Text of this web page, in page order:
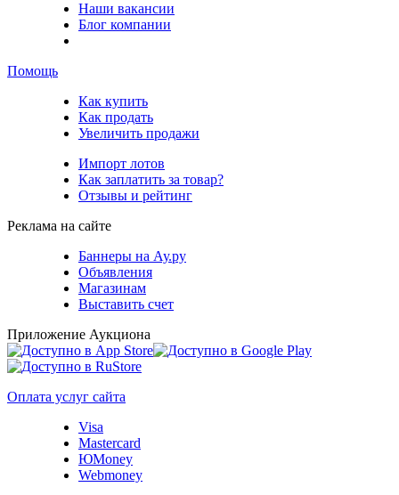
Наши вакансии
Блог компании
Помощь
Как купить
Как продать
Увеличить продажи
Импорт лотов
Как заплатить за товар?
Отзывы и рейтинг
Реклама на сайте
Баннеры на Ау.ру
Объявления
Магазинам
Выставить счет
Приложение Аукциона
Оплата услуг сайта
Visa
Mastercard
ЮMoney
Webmoney